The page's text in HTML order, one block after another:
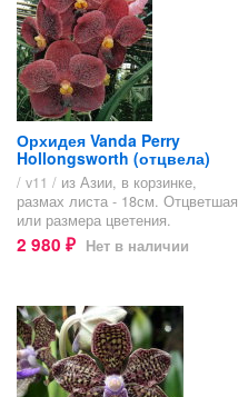
Орхидея Vanda Perry
Hollongsworth (отцвела)
/ v11 / из Азии, в корзинке,
размах листа - 18см. Отцветшая
или размера цветения.
2 980 ₽ Нет в наличии